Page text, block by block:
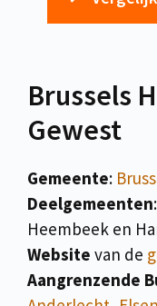
Brussels
Gewest
Gemeente:
Deelgemeenten:
Heembeek en
Website van de
Aangrenzende